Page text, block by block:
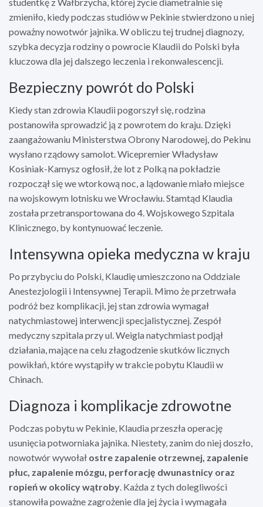
zmieniło, kiedy podczas studiów w Pekinie stwierdzono u niej
poważny nowotwór jajnika. W obliczu tej trudnej diagnozy,
szybka decyzja rodziny o powrocie Klaudii do Polski była
kluczowa dla jej dalszego leczenia i rekonwalescencji.
Bezpieczny powrót do Polski
Kiedy stan zdrowia Klaudii pogorszył się, rodzina
postanowiła sprowadzić ją z powrotem do kraju. Dzięki
zaangażowaniu Ministerstwa Obrony Narodowej, do Pekinu
wysłano rządowy samolot. Wicepremier Władysław
Kosiniak-Kamysz ogłosił, że lot z Polką na pokładzie
rozpoczął się we wtorkową noc, a lądowanie miało miejsce
na wojskowym lotnisku we Wrocławiu. Stamtąd Klaudia
została przetransportowana do 4. Wojskowego Szpitala
Klinicznego, by kontynuować leczenie.
Intensywna opieka medyczna w kraju
Po przybyciu do Polski, Klaudię umieszczono na Oddziale
Anestezjologii i Intensywnej Terapii. Mimo że przetrwała
podróż bez komplikacji, jej stan zdrowia wymagał
natychmiastowej interwencji specjalistycznej. Zespół
medyczny szpitala przy ul. Weigla natychmiast podjął
działania, mające na celu złagodzenie skutków licznych
powikłań, które wystąpiły w trakcie pobytu Klaudii w
Chinach.
Diagnoza i komplikacje zdrowotne
Podczas pobytu w Pekinie, Klaudia przeszła operację
usunięcia potworniaka jajnika. Niestety, zanim do niej doszło,
nowotwór wywołał ostre zapalenie otrzewnej, zapalenie
płuc, zapalenie mózgu, perforację dwunastnicy oraz
ropień w okolicy wątroby. Każda z tych dolegliwości
stanowiła poważne zagrożenie dla jej życia i wymagała